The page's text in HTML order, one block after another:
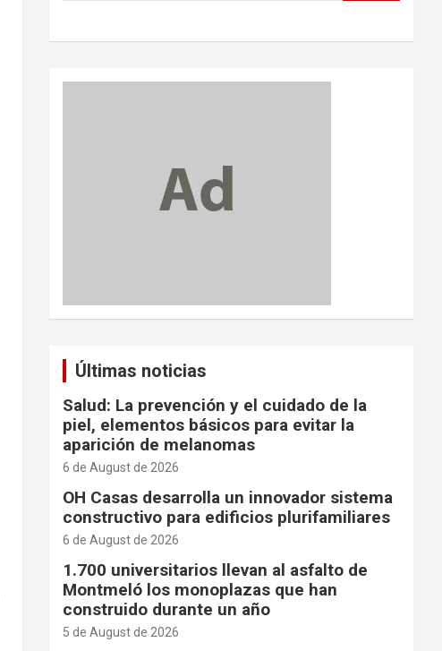
Últimas noticias
Salud: La prevención y el cuidado de la
piel, elementos básicos para evitar la
aparición de melanomas
6 de August de 2026
OH Casas desarrolla un innovador sistema
constructivo para edificios plurifamiliares
6 de August de 2026
1.700 universitarios llevan al asfalto de
Montmeló los monoplazas que han
construido durante un año
5 de August de 2026